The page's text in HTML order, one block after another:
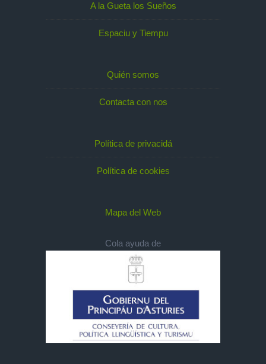
A la Gueta los Sueños
Espaciu y Tiempu
Quién somos
Contacta con nos
Política de privacidá
Política de cookies
Mapa del Web
Cola ayuda de